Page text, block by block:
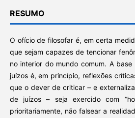
RESUMO
O ofício de filosofar é, em certa
que sejam capazes de tencionar
no interior do mundo comum. A
juízos é, em princípio, reflexões
que o dever de criticar – e
de juízos – seja exercido com
prioritariamente, não falsear a